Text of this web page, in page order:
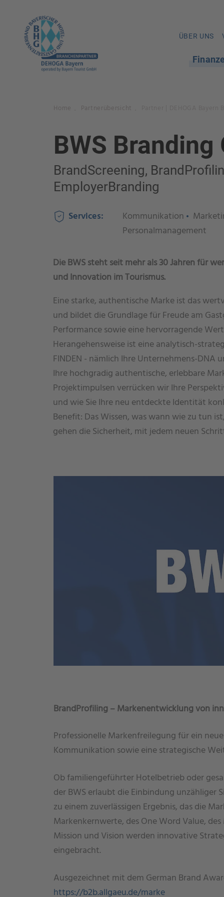
ÜBER UNS
Home Partnerübersicht
BWS Branding
BrandScreening,
EmployerBranding
Services: Kommunikation
Personalmanagement
Die BWS steht seit mehr als 30 Jahren für
und Innovation im Tourismus.
Eine starke, authentische Marke ist das
und bildet die Grundlage für Freude am
Performance sowie eine hervorragende
Herangehensweise ist eine analytisch-
FINDEN - nämlich Ihre Unternehmens-DNA
Ihre hochgradig authentische, erlebbare
Projektimpulsen verrücken wir Ihre
und wie Sie Ihre neu entdeckte Identität
Benefit: Das Wissen, was wann wie zu tun
gehen die Sicherheit, mit jedem neuen
BrandProfiling – Markenentwicklung von
Professionelle Markenfreilegung für ein
Kommunikation sowie eine strategische
Ob familiengeführter Hotelbetrieb oder
der BWS erlaubt die Einbindung unzähliger
zu einem zuverlässigen Ergebnis, das die
Markenkernwerte, des One Word Value,
Mission und Vision werden innovative
eingebracht.
Ausgezeichnet mit dem German Brand
https://b2b.allgaeu.de/marke